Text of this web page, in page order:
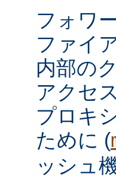
フォワ
ファイ
内部の
アクセ
プロキ
ために (
ッシュ